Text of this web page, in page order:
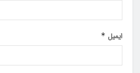
ایمیل *